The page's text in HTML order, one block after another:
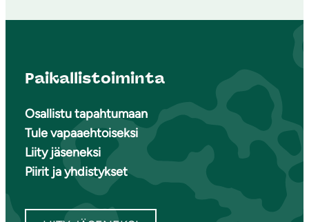
Paikallistoiminta
Osallistu tapahtumaan
Tule vapaaehtoiseksi
Liity jäseneksi
Piirit ja yhdistykset